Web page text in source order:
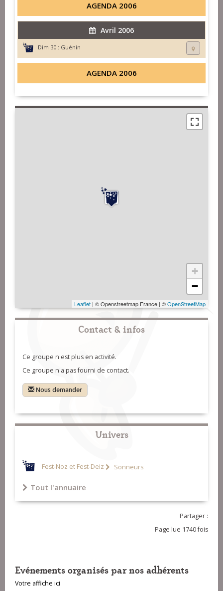
AGENDA 2006
Avril 2006
Dim 30 : Guénin
AGENDA 2006
+
−
Leaflet | © Openstreetmap France | ©OpenStreetMap
Contact & infos
Ce groupe n'est plus en activité.
Ce groupe n'a pas fourni de contact.
Nous demander
Univers
Fest-Noz et Fest-Deiz Sonneurs
Tout l'annuaire
Partager :
Page lue 1740 fois
Evénements organisés par nos adhérents
Votre affiche ici